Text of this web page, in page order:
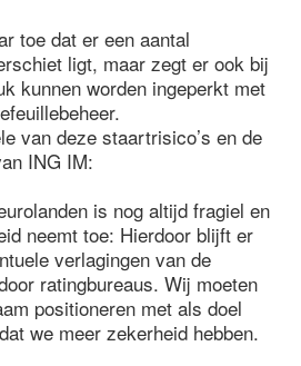
toe dat er een aantal
ligt, maar zegt er ook bij
kunnen worden ingeperkt met
van deze staartrisico’s en de
ING IM:
is nog altijd fragiel en
neemt toe: Hierdoor blijft er
verlagingen van de
ratingbureaus. Wij moeten
positioneren met als doel
we meer zekerheid hebben.